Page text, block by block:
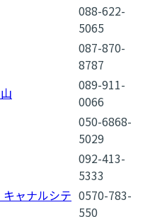
088-622-
5065
087-870-
8787
089-911-
0066
050-6868-
5029
092-413-
5333
ャナルシテ 0570-783-
550